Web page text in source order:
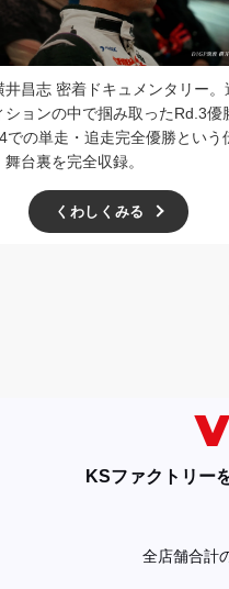
井昌志 密着ドキュメンタリー。
ションの中で掴み取ったRd.3優
での単走・追走完全優勝という
台裏を完全収録。
くわしくみる
KSファクトリー
全店舗合計